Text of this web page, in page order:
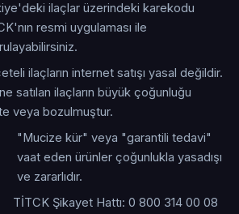
ilaçlar üzerindeki karekodu
resmi uygulaması ile
ilaçların internet satışı yasal değildir.
satılan ilaçların büyük çoğunluğu
veya bozulmuştur.
"Mucize kür" veya "garantili tedavi"
vaat eden ürünler çoğunlukla yasadışı
ve zararlıdır.
TİTCK Şikayet Hattı: 0 800 314 00 08